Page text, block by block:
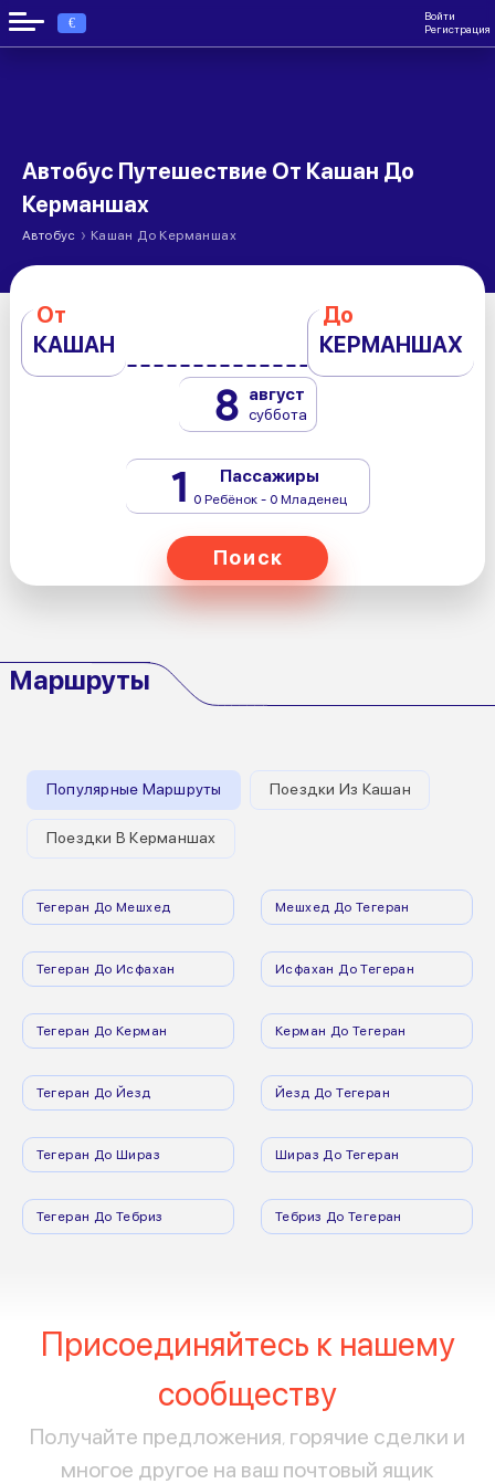
€
Войти
Регистрация
Автобус Путешествие От Кашан До
Керманшах
Автобус › Кашан До Керманшах
От
КАШАН
До
КЕРМАНШАХ
8 август
суббота
1 Пассажиры
0 Ребёнок - 0 Младенец
Поиск
Маршруты
Популярные Маршруты Поездки Из Кашан
Поездки В Керманшах
Тегеран До Мешхед Мешхед До Тегеран
Тегеран До Исфахан Исфахан До Тегеран
Тегеран До Керман Керман До Тегеран
Тегеран До Йезд Йезд До Тегеран
Тегеран До Шираз Шираз До Тегеран
Тегеран До Тебриз Тебриз До Тегеран
Присоединяйтесь к нашему
сообществу
Получайте предложения, горячие сделки и
многое другое на ваш почтовый ящик